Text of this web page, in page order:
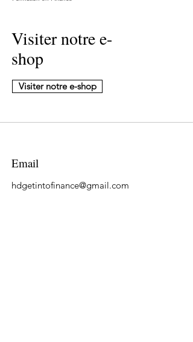
Visiter notre e-
shop
Visiter notre e-shop
Email
hdgetintofinance@gmail.com